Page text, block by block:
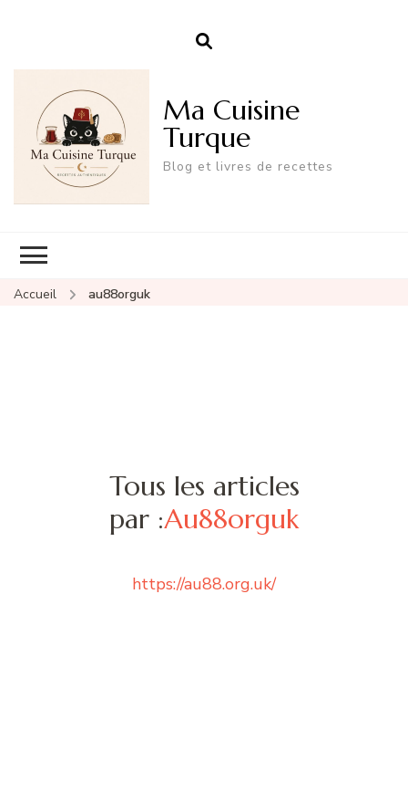
Ma Cuisine
Turque
Blog et livres de recettes
Accueil au88orguk
Tous les articles
par :Au88orguk
https://au88.org.uk/